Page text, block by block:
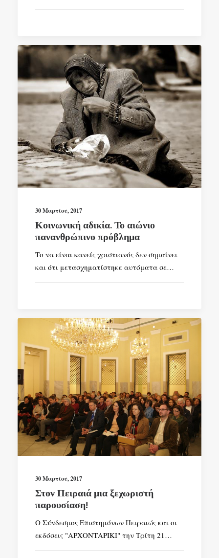
30 Μαρτίου, 2017
Κοινωνική αδικία. Το αιώνιο
πανανθρώπινο πρόβλημα
Το να είναι κανείς χριστιανός δεν σημαίνει
και ότι μετασχηματίστηκε αυτόματα σε…
30 Μαρτίου, 2017
Στον Πειραιά μια ξεχωριστή
παρουσίαση!
Ο Σύνδεσμος Επιστημόνων Πειραιώς και οι
εκδόσεις "ΑΡΧΟΝΤΑΡΙΚΙ" την Τρίτη 21…